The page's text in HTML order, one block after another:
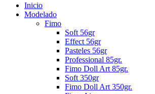
Inicio
Modelado
Fimo
Soft 56gr
Effect 56gr
Pasteles 56gr
Professional 85gr.
Fimo Doll Art 85gr.
Soft 350gr
Fimo Doll Art 350gr.